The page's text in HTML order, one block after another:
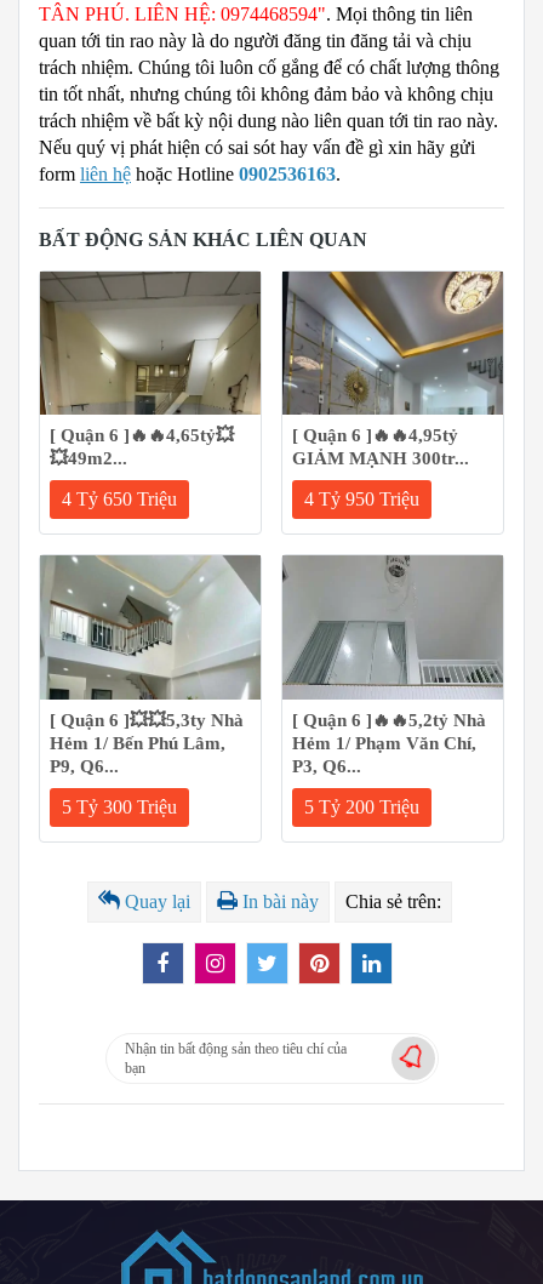
TÂN PHÚ. LIÊN HỆ: 0974468594". Mọi thông tin liên
quan tới tin rao này là do người đăng tin đăng tải và chịu
trách nhiệm. Chúng tôi luôn cố gắng để có chất lượng thông
tin tốt nhất, nhưng chúng tôi không đảm bảo và không chịu
trách nhiệm về bất kỳ nội dung nào liên quan tới tin rao này.
Nếu quý vị phát hiện có sai sót hay vấn đề gì xin hãy gửi
form liên hệ hoặc Hotline 0902536163.
BẤT ĐỘNG SẢN KHÁC LIÊN QUAN
[ Quận 6 ]🔥🔥4,65tỷ💥
💥49m2...
4 Tỷ 650 Triệu
[ Quận 6 ]🔥🔥4,95tỷ
GIẢM MẠNH 300tr...
4 Tỷ 950 Triệu
[ Quận 6 ]💥💥5,3ty Nhà
Hẻm 1/ Bến Phú Lâm,
P9, Q6...
5 Tỷ 300 Triệu
[ Quận 6 ]🔥🔥5,2tỷ Nhà
Hẻm 1/ Phạm Văn Chí,
P3, Q6...
5 Tỷ 200 Triệu
Quay lại In bài này Chia sẻ trên:
Nhận tin bất động sản theo tiêu chí của
bạn